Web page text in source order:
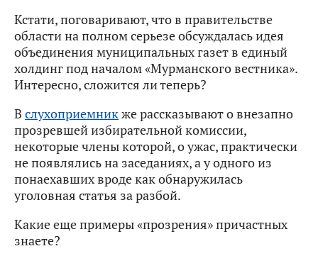
Кстати, поговаривают, что в правительстве
области на полном серьезе обсуждалась идея
объединения муниципальных газет в единый
холдинг под началом «Мурманского вестника».
Интересно, сложится ли теперь?
В слухоприемникже рассказывают о внезапно
прозревшей избирательной комиссии,
некоторые члены которой, о ужас, практически
не появлялись на заседаниях, а у одного из
понаехавших вроде как обнаружилась
уголовная статья за разбой.
Какие еще примеры «прозрения» причастных
знаете?